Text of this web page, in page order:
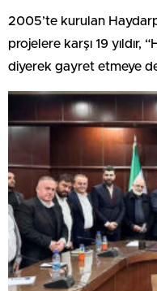
2005’te kurulan
projelere karşı 19 yıldır,
diyerek gayret etmeye